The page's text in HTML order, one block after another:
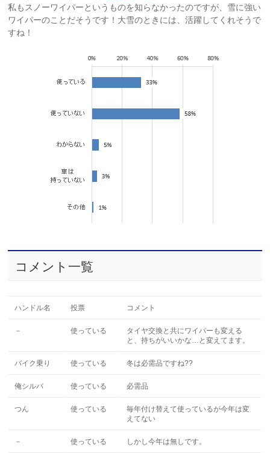
私もスノーワイパーというものを知らなかったのですが、雪に強い
ワイパーのことだそうです！大雪のときには、活躍してくれそうで
すね！
コメント一覧
ハンドル名 投票 コメント
－ 使っている
タイヤ交換と共にワイパーも変える
と、持ちがいいかな…と変えてます。
バイク乗り 使っている 冬は必需品ですね??
俺シルバ 使っている 必需品
つん 使っている
毎年付け替えて使っているが今年は変
えてない
－ 使っている しかし今年は無しです。